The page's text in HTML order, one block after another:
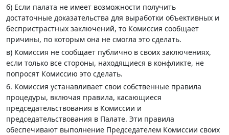
б) Если палата не имеет возможности получить
достаточные доказательства для выработки объективных и
беспристрастных заключений, то Комиссия сообщает
причины, по которым она не смогла это сделать.
в) Комиссия не сообщает публично в своих заключениях,
если только все стороны, находящиеся в конфликте, не
попросят Комиссию это сделать.
6. Комиссия устанавливает свои собственные правила
процедуры, включая правила, касающиеся
председательствования в Комиссии и
председательствования в Палате. Эти правила
обеспечивают выполнение Председателем Комиссии своих